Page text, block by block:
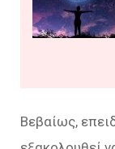
Βεβαίως,